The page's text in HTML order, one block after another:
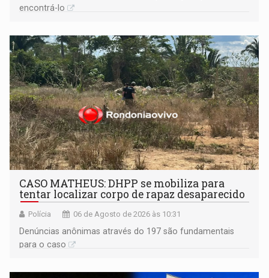
encontrá-lo
CASO MATHEUS: DHPP se mobiliza para
tentar localizar corpo de rapaz desaparecido
Polícia 06 de Agosto de 2026 às 10:31
Denúncias anônimas através do 197 são fundamentais
para o caso